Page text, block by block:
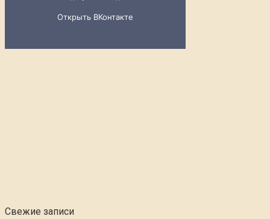
Свежие записи